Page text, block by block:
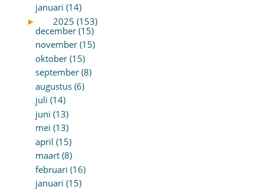
januari (14)
►
2025 (153)
december (15)
november (15)
oktober (15)
september (8)
augustus (6)
juli (14)
juni (13)
mei (13)
april (15)
maart (8)
februari (16)
januari (15)